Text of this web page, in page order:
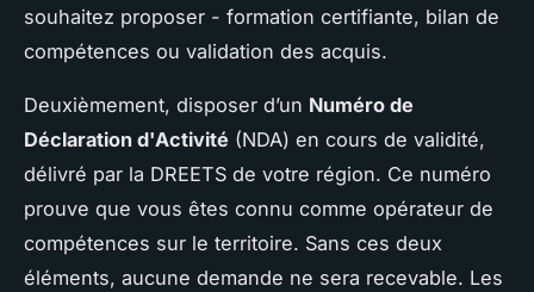
souhaitez proposer - formation certifiante, bilan de
compétences ou validation des acquis.
Deuxièmement, disposer d’un Numéro de
Déclaration d'Activité (NDA) en cours de validité,
délivré par la DREETS de votre région. Ce numéro
prouve que vous êtes connu comme opérateur de
compétences sur le territoire. Sans ces deux
éléments, aucune demande ne sera recevable. Les